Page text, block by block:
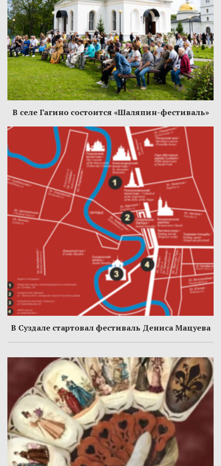
В селе Гагино состоится «Шаляпин-фестиваль»
В Суздале стартовал фестиваль Дениса Мацуева